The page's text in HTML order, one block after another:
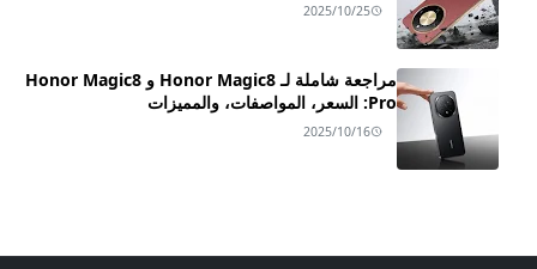
2025/10/25
مراجعة شاملة لـ Honor Magic8 و Honor Magic8
Pro: السعر، المواصفات، والمميزات
2025/10/16